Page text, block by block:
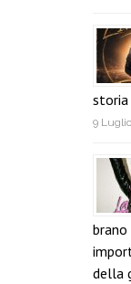
storia
9
brano
della